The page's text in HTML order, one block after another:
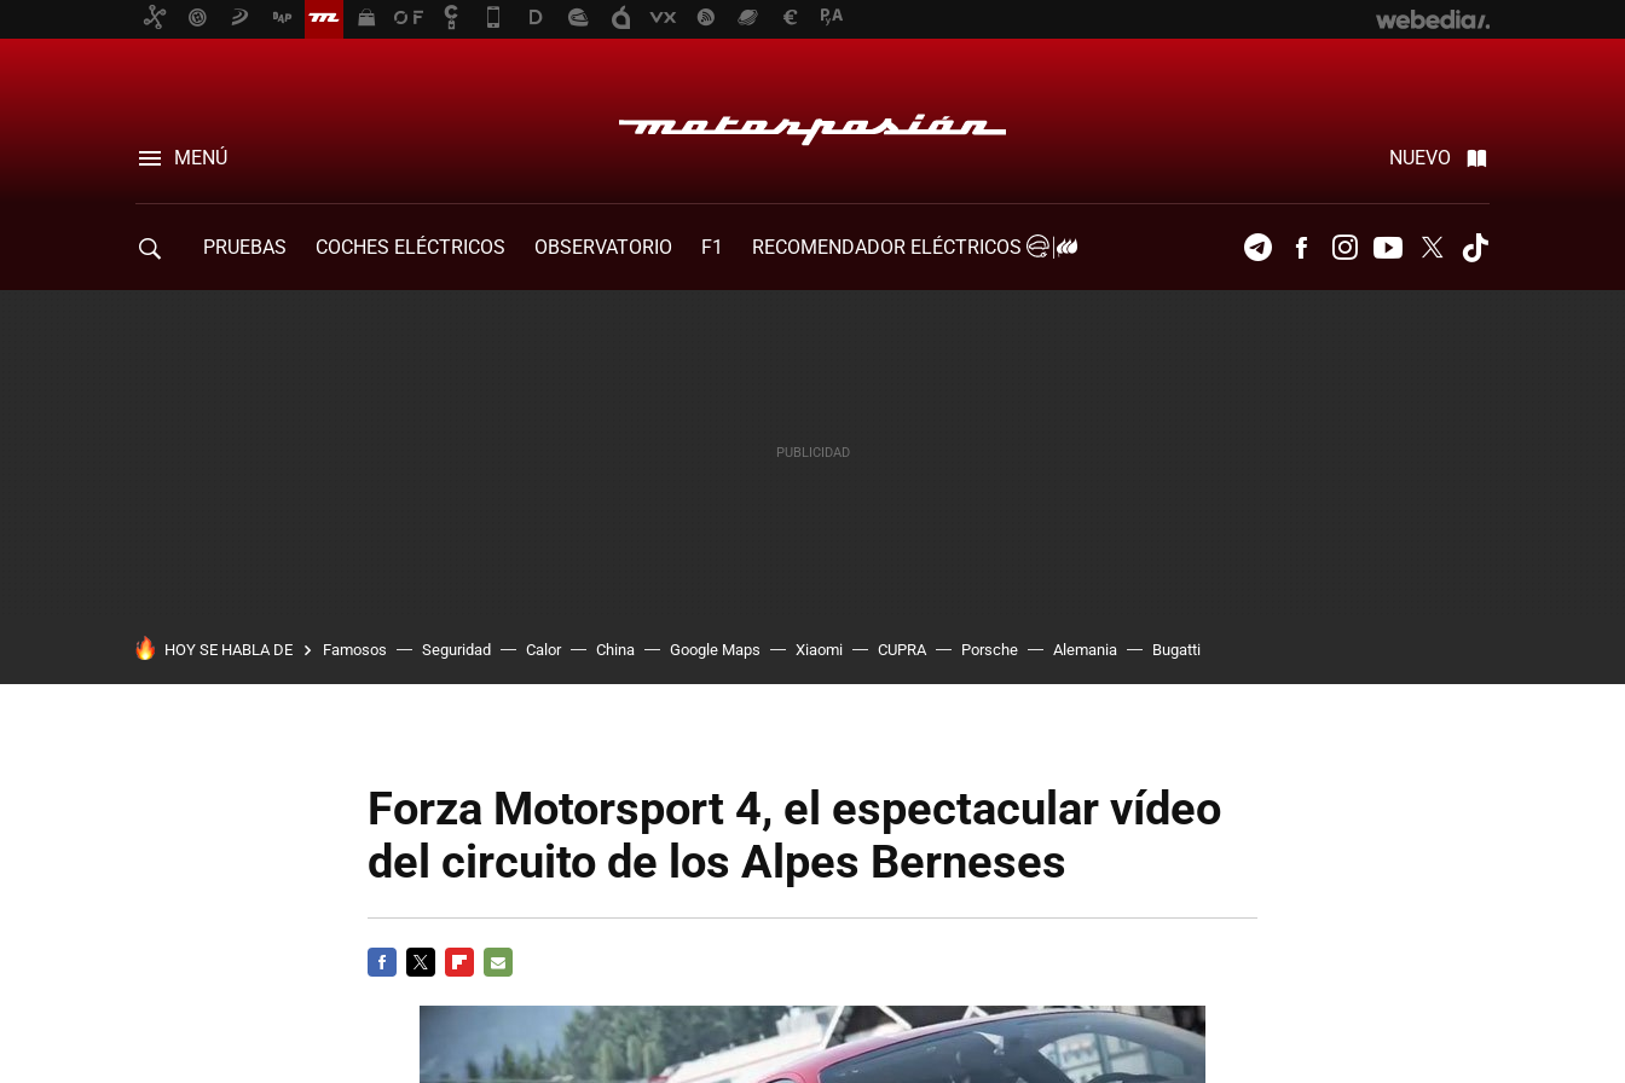
MENÚ NUEVO
PRUEBAS COCHES ELÉCTRICOS OBSERVATORIO F1
RECOMENDADOR ELÉCTRICOS
TelegramFacebookInstagramYoutubeTwitter
HOY SE HABLA DE Famosos Seguridad Calor China Google Maps Xiaomi CUPRA Porsche Alemania Bugatti
Forza Motorsport 4, el espectacular vídeo
del circuito de los Alpes Berneses